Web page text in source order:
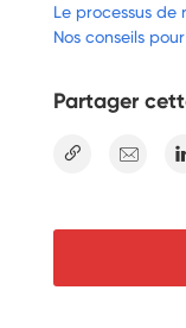
Le processus de
Nos conseils
Partager
E-